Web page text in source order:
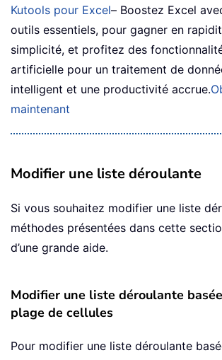
Kutools pour Excel– Boostez Excel
outils essentiels, pour gagner en
simplicité, et profitez des
artificielle pour un traitement de
intelligent et une productivité accrue.
maintenant
Modifier une liste déroulante
Si vous souhaitez modifier une liste
méthodes présentées dans cette
d’une grande aide.
Modifier une liste déroulante
plage de cellules
Pour modifier une liste déroulante